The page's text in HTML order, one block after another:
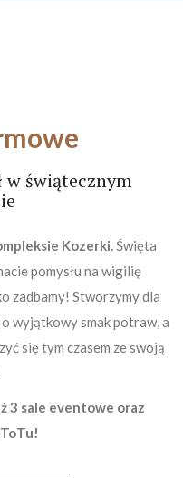
w świątecznym
Kozerki.Święta
pomysłu na wigilię
zadbamy! Stworzymy dla
wyjątkowy smak potraw, a
się tym czasem ze swoją
3 sale eventowe oraz